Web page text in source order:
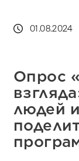
01.08.2024
Опрос
людей